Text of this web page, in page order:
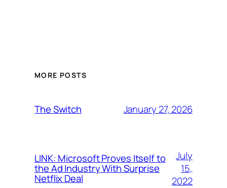
MORE POSTS
The Switch January 27, 2026
LINK: Microsoft Proves Itself to
the Ad Industry With Surprise
Netflix Deal
July
15,
2022